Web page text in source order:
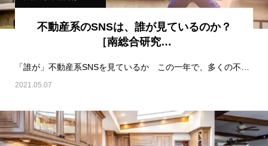
不動産系のSNSは、誰が見ているのか？
［南総合研究…
2021.05.07